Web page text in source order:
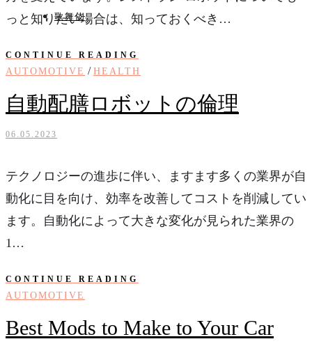
歌舞伎
っと知りたい場合は、知っておくべき…
CONTINUE READING
AUTOMOTIVE / HEALTH
自動配膳ロボットの倫理
06.05.2023
テクノロジーの進歩に伴い、ますます多くの業界が自
動化に目を向け、効率を改善してコストを削減してい
ます。自動化によって大きな変化が見られた業界の
1…
CONTINUE READING
AUTOMOTIVE
Best Mods to Make to Your Car